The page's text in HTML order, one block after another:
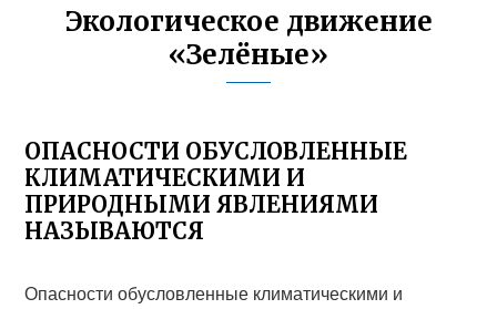
Экологическое движение
«Зелёные»
ОПАСНОСТИ ОБУСЛОВЛЕННЫЕ
КЛИМАТИЧЕСКИМИ И
ПРИРОДНЫМИ ЯВЛЕНИЯМИ
НАЗЫВАЮТСЯ
Опасности обусловленные климатическими и